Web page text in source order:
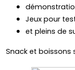
Jeux pour
et pleins de
Snack et boissons